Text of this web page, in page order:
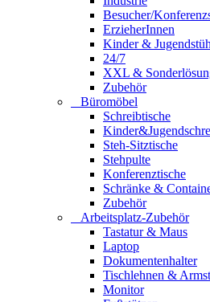
Besucher/
ErzieherInnen
Kinder &
24/7
XXL &
Zubehör
Büromöbel
Schreibtische
Steh-Sitztische
Stehpulte
Konferenztische
Schränke &
Zubehör
Arbeitsplatz-Zubehör
Tastatur & Maus
Laptop
Dokumentenhalter
Tischlehnen &
Monitor